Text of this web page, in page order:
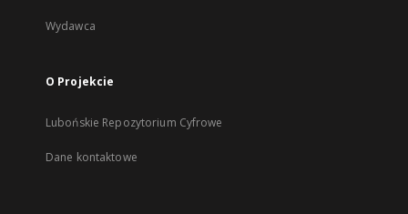
Wydawca
O Projekcie
Lubońskie Repozytorium Cyfrowe
Dane kontaktowe